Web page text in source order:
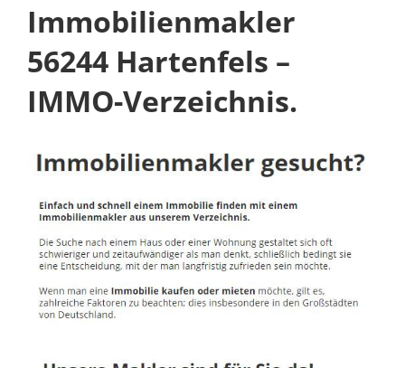
Immobilienmakler
56244 Hartenfels –
IMMO-Verzeichnis.